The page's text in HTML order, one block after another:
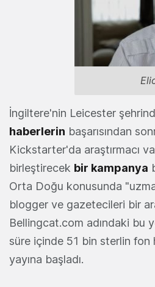
İngiltere'nin Leicester
haberlerin başarısından
Kickstarter'da araştırmacı
birleştirecek bir kampanya
Orta Doğu konusunda
blogger ve gazetecileri bir
Bellingcat.com adındaki bu
süre içinde 51 bin sterlin fon
yayına başladı.